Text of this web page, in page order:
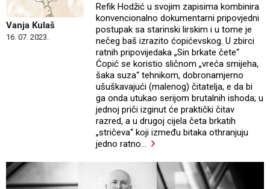
Vanja Kulaš
16. 07. 2023.
Refik Hodžić u svojim zapisima kombinira
konvencionalno dokumentarni pripovjedni
postupak sa starinski lirskim i u tome je
nečeg baš izrazito ćopićevskog. U zbirci
ratnih pripovijedaka „Sin brkate čete“
Ćopić se koristio sličnom „vreća smijeha,
šaka suza“ tehnikom, dobronamjerno
ušuškavajući (malenog) čitatelja, e da bi
ga onda utukao serijom brutalnih ishoda; u
jednoj priči izginut će praktički čitav
razred, a u drugoj cijela četa brkatih
„stričeva“ koji između bitaka othranjuju
jedno ratno…